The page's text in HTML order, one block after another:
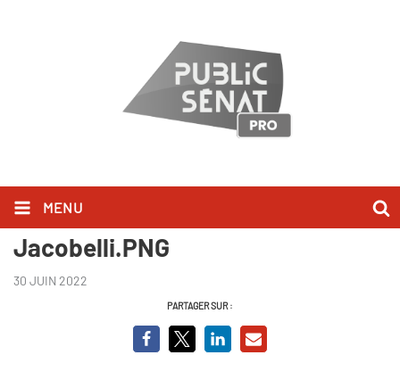
MENU
Capture BCVO Laurent
Jacobelli.PNG
30 JUIN 2022
PARTAGER SUR :